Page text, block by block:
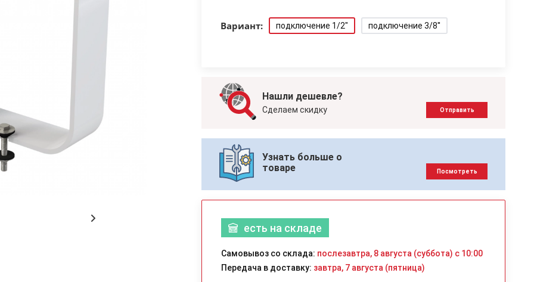
Вариант: подключение 1/2" подключение 3/8''
Нашли дешевле?
Сделаем скидку Отправить
Узнать больше о
товаре
Посмотреть
есть на складе
Самовывоз со склада: послезавтра, 8 августа (суббота) с 10:00
Передача в доставку: завтра, 7 августа (пятница)